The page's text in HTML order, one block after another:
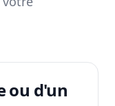
ou d'un